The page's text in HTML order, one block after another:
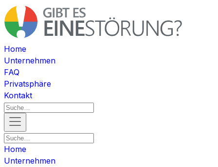
Home
Unternehmen
FAQ
Privatsphäre
Kontakt
Home
Unternehmen